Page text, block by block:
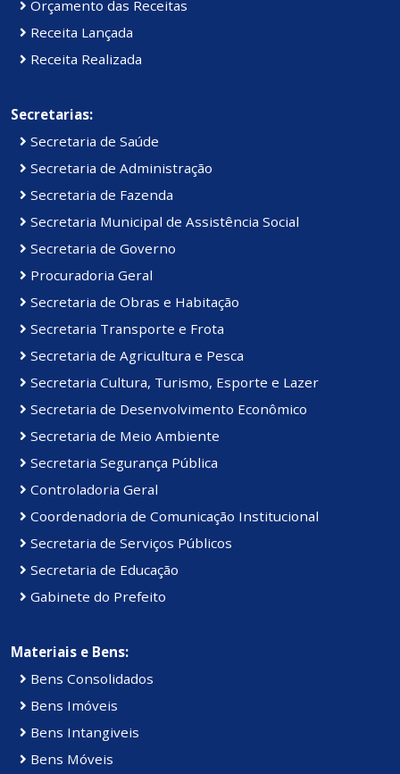
Orçamento das Receitas
Receita Lançada
Receita Realizada
Secretarias:
Secretaria de Saúde
Secretaria de Administração
Secretaria de Fazenda
Secretaria Municipal de Assistência Social
Secretaria de Governo
Procuradoria Geral
Secretaria de Obras e Habitação
Secretaria Transporte e Frota
Secretaria de Agricultura e Pesca
Secretaria Cultura, Turismo, Esporte e Lazer
Secretaria de Desenvolvimento Econômico
Secretaria de Meio Ambiente
Secretaria Segurança Pública
Controladoria Geral
Coordenadoria de Comunicação Institucional
Secretaria de Serviços Públicos
Secretaria de Educação
Gabinete do Prefeito
Materiais e Bens:
Bens Consolidados
Bens Imóveis
Bens Intangiveis
Bens Móveis